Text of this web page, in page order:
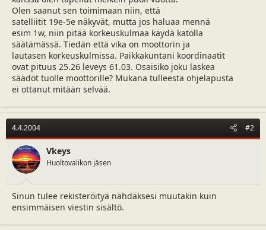
a
l
o
i
t
t
a
j
a
m
ä
ä
r
ä
Olen saanut sen toimimaan niin, että
satelliitit 19e-5e näkyvät, mutta jos haluaa mennä
esim 1w, niin pitää korkeuskulmaa käydä katolla
säätämässä. Tiedän että vika on moottorin ja
lautasen korkeuskulmissa. Paikkakuntani koordinaatit
ovat pituus 25.26 leveys 61.03. Osaisiko joku laskea
säädöt tuolle moottorille? Mukana tulleesta ohjelapusta
ei ottanut mitään selvää.
4.4.2004 #2
Vkeys
Huoltovalikon jäsen
Sinun tulee rekisteröityä nähdäksesi muutakin kuin
ensimmäisen viestin sisältö.